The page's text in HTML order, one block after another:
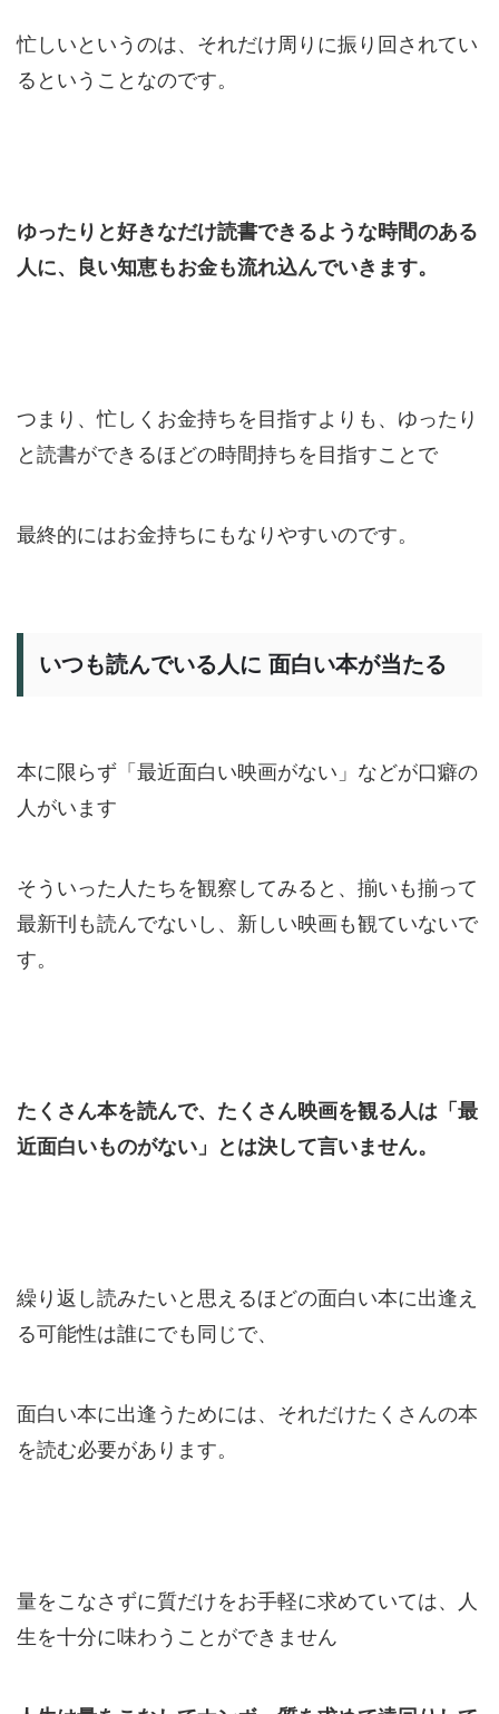
忙しいというのは、 それだけ周りに振り回されてい
る ということなのです。
ゆったりと好きなだけ読書できるような時間のある
人に、良い知恵もお金も流れ込んでいきます。
つまり、忙しくお金持ちを目指すよりも、ゆったり
と読書ができるほどの時間持ちを目指すことで
最終的にはお金持ちにもなりやすいのです。
いつも読んでいる人に 面白い本が当たる
本に限らず 「最近面白い映画がない」 などが口癖の
人がいます
そういった人たちを観察してみると、揃いも揃って
最新刊も読んでないし、新しい映画も観ていないで
す。
たくさん本を読んで、たくさん映画を観る人は「最
近面白いものがない」とは決して言いません。
繰り返し読みたいと思えるほどの面白い本に出逢え
る可能性は誰にでも同じで、
面白い本に出逢うためには、それだけたくさんの本
を読む必要があります。
量をこなさずに質だけをお手軽に求めていては、人
生を十分に味わうことができません